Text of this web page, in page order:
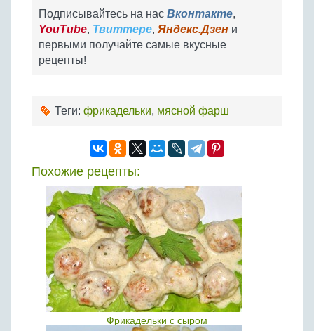
Подписывайтесь на нас Вконтакте,
YouTube, Твиттере, Яндекс.Дзен и
первыми получайте самые вкусные
рецепты!
Теги: фрикадельки, мясной фарш
Похожие рецепты:
Фрикадельки с сыром